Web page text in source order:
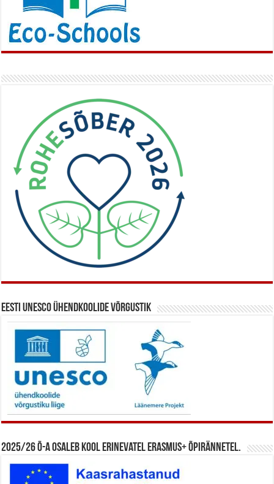
Eesti UNESCO ühendkoolide võrgustik
2025/26 õ-a osaleb kool erinevatel Erasmus+ õpirännetel.